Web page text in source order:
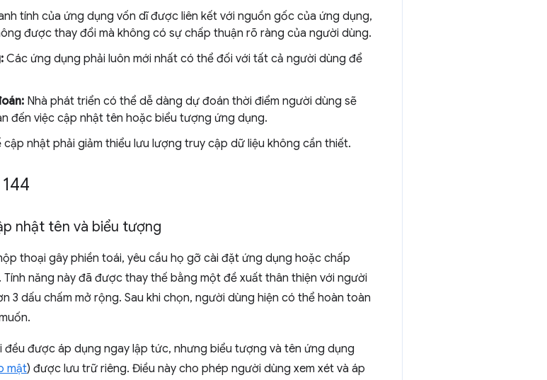
tính của ứng dụng vốn dĩ được liên kết với nguồn gốc của ứng dụng,
được thay đổi mà không có sự chấp thuận rõ ràng của người dùng.
Các ứng dụng phải luôn mới nhất có thể đối với tất cả người dùng để
Nhà phát triển có thể dễ dàng dự đoán thời điểm người dùng sẽ
đến việc cập nhật tên hoặc biểu tượng ứng dụng.
cập nhật phải giảm thiểu lưu lượng truy cập dữ liệu không cần thiết.
nhật tên và biểu tượng
thoại gây phiền toái, yêu cầu họ gỡ cài đặt ứng dụng hoặc chấp
năng này đã được thay thế bằng một đề xuất thân thiện với người
3 dấu chấm mở rộng. Sau khi chọn, người dùng hiện có thể hoàn toàn
được áp dụng ngay lập tức, nhưng biểu tượng và tên ứng dụng
mật) được lưu trữ riêng. Điều này cho phép người dùng xem xét và áp